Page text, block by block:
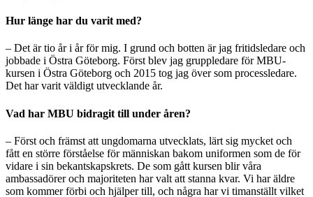
Hur länge har du varit med?
– Det är tio år i år för mig. I grund och botten är jag fritidsledare och
jobbade i Östra Göteborg. Först blev jag gruppledare för MBU-
kursen i Östra Göteborg och 2015 tog jag över som processledare.
Det har varit väldigt utvecklande år.
Vad har MBU bidragit till under åren?
– Först och främst att ungdomarna utvecklats, lärt sig mycket och
fått en större förståelse för människan bakom uniformen som de för
vidare i sin bekantskapskrets. De som gått kursen blir våra
ambassadörer och majoriteten har valt att stanna kvar. Vi har äldre
som kommer förbi och hjälper till, och några har vi timanställt vilket